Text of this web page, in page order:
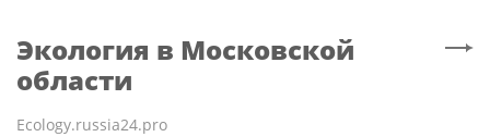
Экология в Московской
области
Ecology.russia24.pro